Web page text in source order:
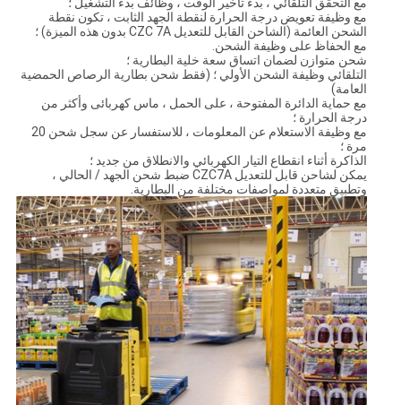
مع التحقق التلقائي ، بدء تأخير الوقت ، وظائف بدء التشغيل ؛
مع وظيفة تعويض درجة الحرارة لنقطة الجهد الثابت ، تكون نقطة
الشحن العائمة (الشاحن القابل للتعديل CZC 7A بدون هذه الميزة) ؛
مع الحفاظ على وظيفة الشحن.
شحن متوازن لضمان اتساق سعة خلية البطارية ؛
التلقائي وظيفة الشحن الأولي ؛ (فقط شحن بطارية الرصاص الحمضية
العامة)
مع حماية الدائرة المفتوحة ، على الحمل ، ماس كهربائى وأكثر من
درجة الحرارة ؛
مع وظيفة الاستعلام عن المعلومات ، للاستفسار عن سجل شحن 20
مرة ؛
الذاكرة أثناء انقطاع التيار الكهربائي والانطلاق من جديد ؛
يمكن لشاحن قابل للتعديل CZC7A ضبط شحن الجهد / الحالي ،
وتطبيق متعددة لمواصفات مختلفة من البطارية.